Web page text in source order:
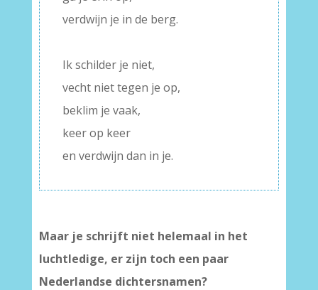
verdwijn je in de berg.
Ik schilder je niet,
vecht niet tegen je op,
beklim je vaak,
keer op keer
en verdwijn dan in je.
Maar je schrijft niet helemaal in het
luchtledige, er zijn toch een paar
Nederlandse dichtersnamen?